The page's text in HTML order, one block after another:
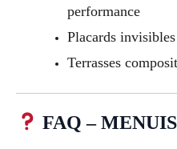
performance
Placards
Terrasses
FAQ –